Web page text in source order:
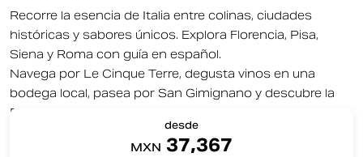
Recorre la esencia de Italia entre colinas, ciudades
históricas y sabores únicos. Explora Florencia, Pisa,
Siena y Roma con guía en español.
Navega por Le Cinque Terre, degusta vinos en una
bodega local, pasea por San Gimignano y descubre la
Roma barroca.
desde
MXN 37,367